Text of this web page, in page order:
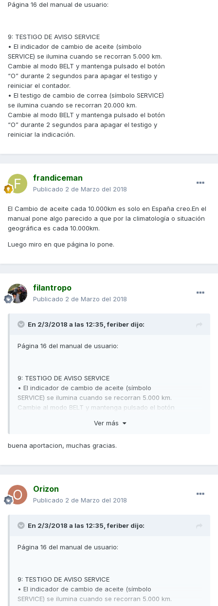
Página 16 del manual de usuario:
9: TESTIGO DE AVISO SERVICE
• El indicador de cambio de aceite (símbolo
SERVICE) se ilumina cuando se recorran 5.000 km.
Cambie al modo BELT y mantenga pulsado el botón
“O” durante 2 segundos para apagar el testigo y
reiniciar el contador.
• El testigo de cambio de correa (símbolo SERVICE)
se ilumina cuando se recorran 20.000 km.
Cambie al modo BELT y mantenga pulsado el botón
“O” durante 2 segundos para apagar el testigo y
reiniciar la indicación.
frandiceman
Publicado 2 de Marzo del 2018
El Cambio de aceite cada 10.000km es solo en España creo.En el
manual pone algo parecido a que por la climatología o situación
geográfica es cada 10.000km.
Luego miro en que página lo pone.
filantropo
Publicado 2 de Marzo del 2018
En 2/3/2018 a las 12:35,feriber dijo:
Página 16 del manual de usuario:
9: TESTIGO DE AVISO SERVICE
• El indicador de cambio de aceite (símbolo
SERVICE) se ilumina cuando se recorran 5.000 km.
Cambie al modo BELT y mantenga pulsado el botón
se ilumina cuando se recorran 20.000 km.
“O” durante 2 segundos para apagar el testigo y
Ver más
buena aportacion, muchas gracias.
Orizon
Publicado 2 de Marzo del 2018
En 2/3/2018 a las 12:35,feriber dijo:
Página 16 del manual de usuario:
9: TESTIGO DE AVISO SERVICE
• El indicador de cambio de aceite (símbolo
SERVICE) se ilumina cuando se recorran 5.000 km.